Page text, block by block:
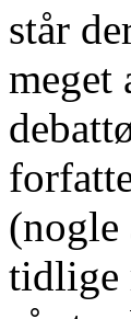
står
meget
(nogle
tidlige